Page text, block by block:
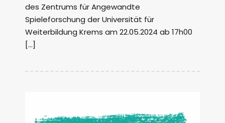
des Zentrums für Angewandte
Spieleforschung der Universität für
Weiterbildung Krems am 22.05.2024 ab 17h00
[…]